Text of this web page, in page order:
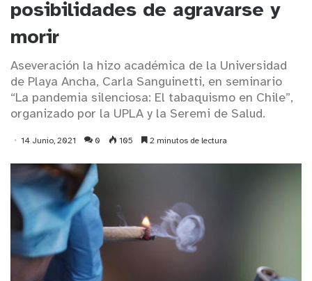
posibilidades de agravarse y
morir
Aseveración la hizo académica de la Universidad
de Playa Ancha, Carla Sanguinetti, en seminario
“La pandemia silenciosa: El tabaquismo en Chile”,
organizado por la UPLA y la Seremi de Salud.
14 Junio, 2021 0 105 2 minutos de lectura